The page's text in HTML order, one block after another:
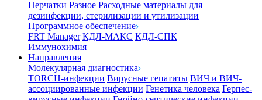
Перчатки Разное Расходные материалы для
дезинфекции, стерилизации и утилизации
Программное обеспечение
FRT Manager КДЛ-МАКС КДЛ-СПК
Иммунохимия
Направления
Молекулярная диагностика
TORCH-инфекции Вирусные гепатиты ВИЧ и ВИЧ-
ассоциированные инфекции Генетика человека Герпес-